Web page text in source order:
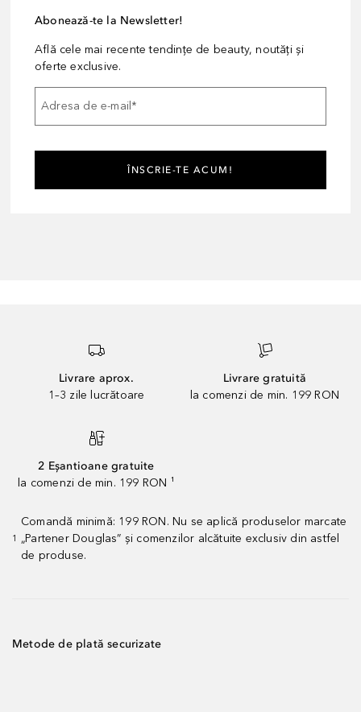
Abonează-te la Newsletter!
Află cele mai recente tendințe de beauty, noutăți și
oferte exclusive.
Adresa de e-mail*
ÎNSCRIE-TE ACUM!
Livrare aprox.
1–3 zile lucrătoare
Livrare gratuită
la comenzi de min. 199 RON
2 Eșantioane gratuite
la comenzi de min. 199 RON ¹
1
Comandă minimă: 199 RON. Nu se aplică produselor marcate
„Partener Douglas” și comenzilor alcătuite exclusiv din astfel
de produse.
Metode de plată securizate